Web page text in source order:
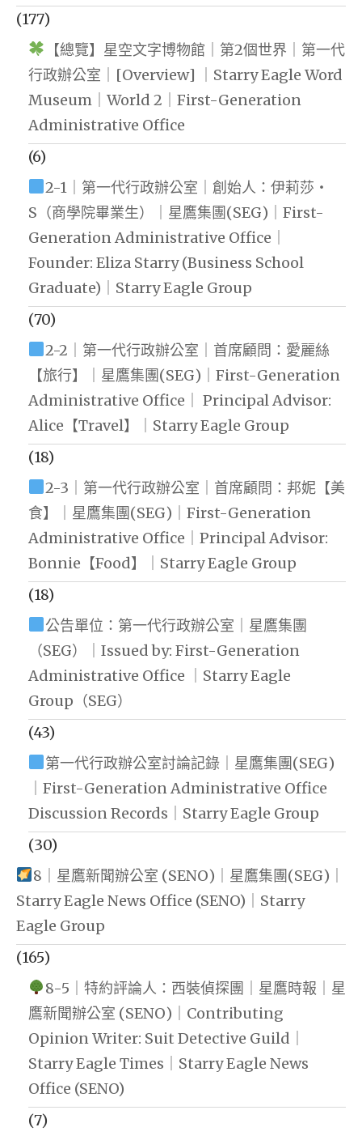
(177)
【總覽】星空文字博物館｜第2個世界｜第一代
行政辦公室｜[Overview] ｜Starry Eagle Word
Museum｜World 2｜First-Generation
Administrative Office
(6)
2-1｜第一代行政辦公室｜創始人：伊莉莎・
S（商學院畢業生）｜星鷹集團(SEG)｜First-
Generation Administrative Office｜
Founder: Eliza Starry (Business School
Graduate)｜Starry Eagle Group
(70)
2-2｜第一代行政辦公室｜首席顧問：愛麗絲
【旅行】｜星鷹集團(SEG)｜First-Generation
Administrative Office｜ Principal Advisor:
Alice【Travel】｜Starry Eagle Group
(18)
2-3｜第一代行政辦公室｜首席顧問：邦妮【美
食】｜星鷹集團(SEG)｜First-Generation
Administrative Office｜Principal Advisor:
Bonnie【Food】｜Starry Eagle Group
(18)
公告單位：第一代行政辦公室｜星鷹集團
（SEG）｜Issued by: First-Generation
Administrative Office ｜Starry Eagle
Group（SEG）
(43)
第一代行政辦公室討論記錄｜星鷹集團(SEG)
｜First-Generation Administrative Office
Discussion Records｜Starry Eagle Group
(30)
8｜星鷹新聞辦公室 (SENO)｜星鷹集團(SEG)｜
Starry Eagle News Office (SENO)｜Starry
Eagle Group
(165)
8-5｜特約評論人：西裝偵探團｜星鷹時報｜星
鷹新聞辦公室 (SENO)｜Contributing
Opinion Writer: Suit Detective Guild｜
Starry Eagle Times｜Starry Eagle News
Office (SENO)
(7)